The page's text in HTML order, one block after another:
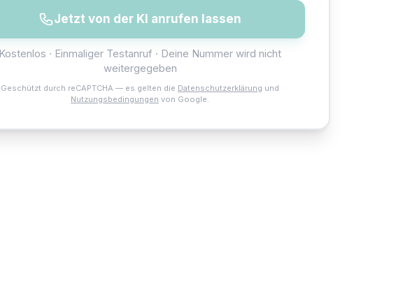
Jetzt von der KI anrufen lassen
Kostenlos · Einmaliger Testanruf · Deine Nummer wird nicht
weitergegeben
Geschützt durch reCAPTCHA — es gelten die Datenschutzerklärung und
Nutzungsbedingungen von Google.